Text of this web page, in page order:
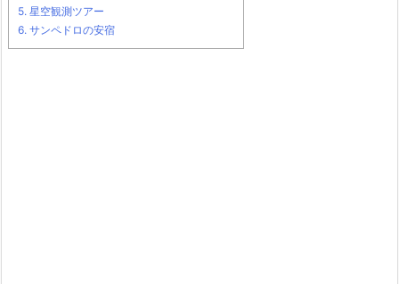
5. 星空観測ツアー
6. サンペドロの安宿